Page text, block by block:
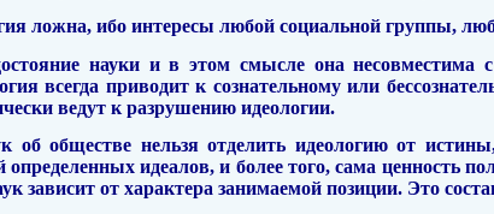
ложна, ибо интересы любой социальной группы,
науки и в этом смысле она несовместима
всегда приводит к сознательному или
ведут к разрушению идеологии.
об обществе нельзя отделить идеологию от
определенных идеалов, и более того,сама ценность
зависит от характера занимаемой позиции. Это